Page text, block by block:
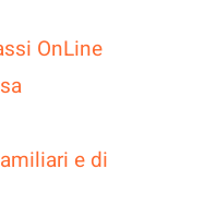
OnLine
e di